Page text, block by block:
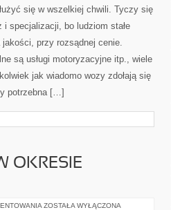
się w wszelkiej chwili. Tyczy się
i specjalizacji, bo ludziom stałe
jakości, przy rozsądnej cenie.
są usługi motoryzacyjne itp., wiele
jak wiadomo wozy zdołają się
potrzebna […]
OKRESIE
ROLNICTWO,
ZOSTAŁA WYŁĄCZONA